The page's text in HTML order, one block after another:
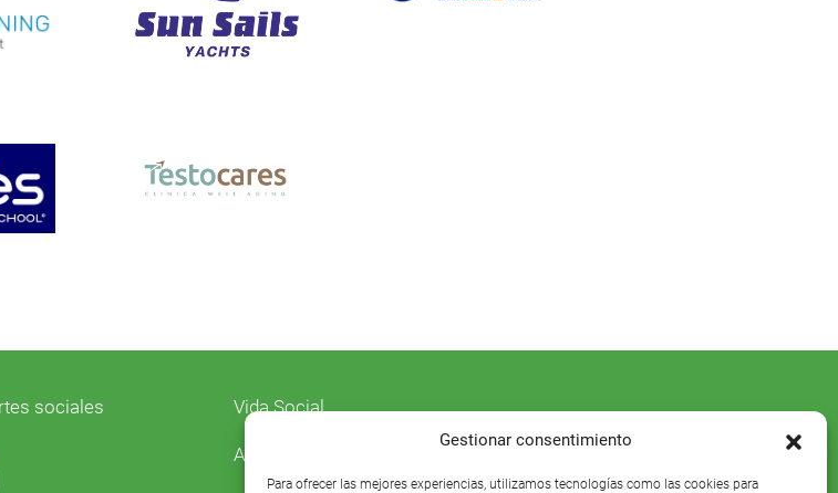
Gestionar consentimiento
Para ofrecer las mejores experiencias, utilizamos tecnologías como las cookies para
sociales Vida Social
Agenda